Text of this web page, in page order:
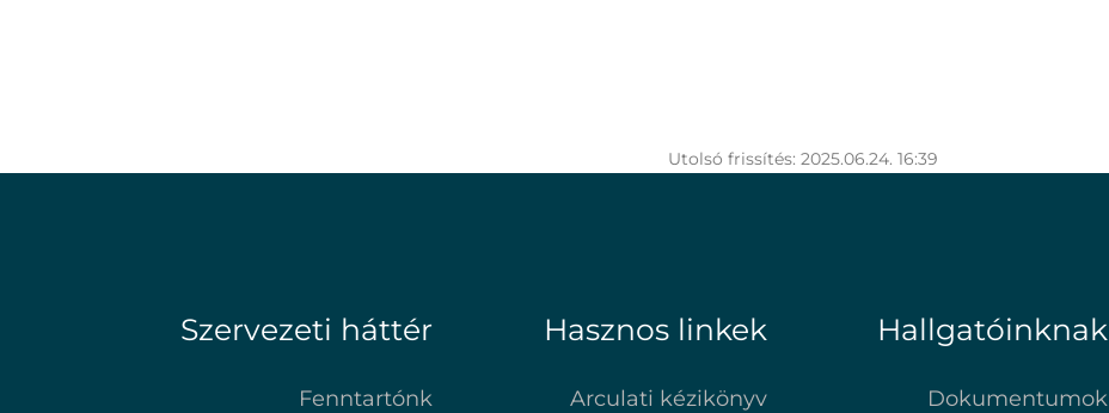
Utolsó frissítés: 2025.06.24. 16:39
Szervezeti háttér
Fenntartónk
Hasznos linkek
Arculati kézikönyv
Hallgatóinknak
Dokumentumok